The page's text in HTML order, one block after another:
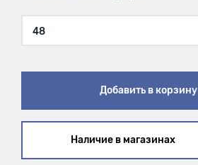
48
Добавить в корзину
Наличие в магазинах